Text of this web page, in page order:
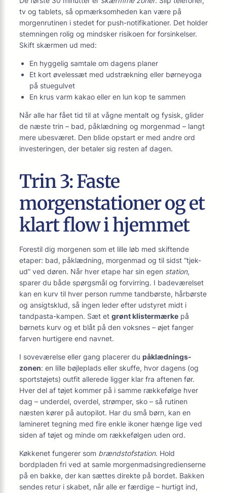
tv og tablets, så opmærksomheden kan være på
morgenrutinen i stedet for push-notifikationer. Det holder
stemningen rolig og mindsker risikoen for forsinkelser.
Skift skærmen ud med:
En hyggelig samtale om dagens planer
Et kort øvelessæt med udstrækning eller børneyoga
på stuegulvet
En krus varm kakao eller en lun kop te sammen
Når alle har fået tid til at vågne mentalt og fysisk, glider
de næste trin – bad, påklædning og morgenmad – langt
mere ubesværet. Den blide opstart er med andre ord
investeringen, der betaler sig resten af dagen.
Trin 3: Faste
morgenstationer og et
klart flow i hjemmet
Forestil dig morgenen som et lille løb med skiftende
etaper: bad, påklædning, morgenmad og til sidst “tjek-
ud” ved døren. Når hver etape har sin egen station,
sparer du både spørgsmål og forvirring. I badeværelset
kan en kurv til hver person rumme tandbørste, hårbørste
og ansigtsklud, så ingen leder efter udstyret midt i
tandpasta-kampen. Sæt et grønt klistermærke på
børnets kurv og et blåt på den voksnes – øjet fanger
farven hurtigere end navnet.
I soveværelse eller gang placerer du påklædnings-
zonen: en lille bøjleplads eller skuffe, hvor dagens (og
sportstøjets) outfit allerede ligger klar fra aftenen før.
Hver del af tøjet kommer på i samme rækkefølge hver
dag – underdel, overdel, strømper, sko – så rutinen
næsten kører på autopilot. Har du små børn, kan en
lamineret tegning med fire enkle ikoner hænge lige ved
siden af tøjet og minde om rækkefølgen uden ord.
Køkkenet fungerer som brændstofstation. Hold
bordpladen fri ved at samle morgenmadsingredienserne
på en bakke, der kan sættes direkte på bordet. Bakken
sendes retur i skabet, når alle er færdige – hurtigt ind,